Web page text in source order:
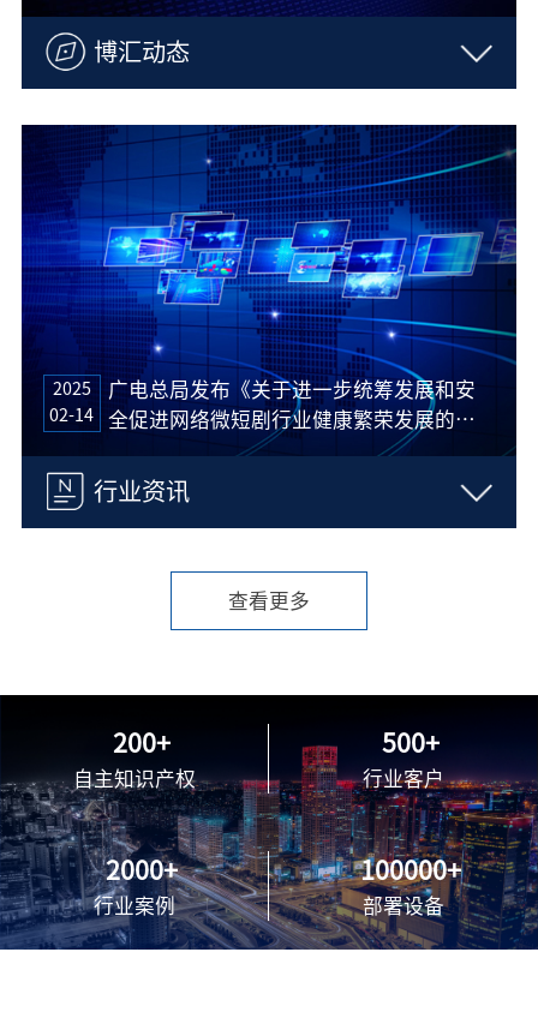
博汇动态
2025
02-14
广电总局发布《关于进一步统筹发展和安
全促进网络微短剧行业健康繁荣发展的通
行业资讯
查看更多
200
自主知识产权
500
行业客户
2000
行业案例
100000
部署设备